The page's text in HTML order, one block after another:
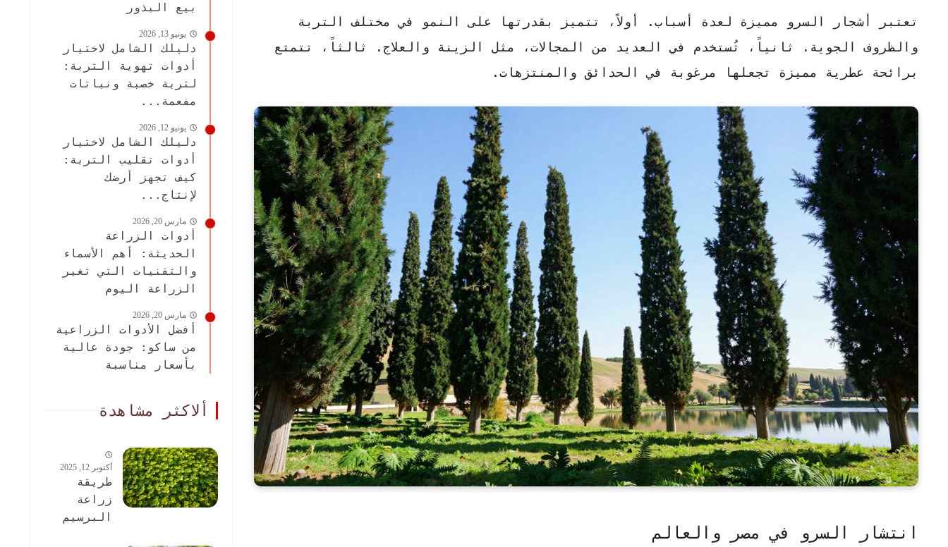
تعتبر أشجار السرو مميزة لعدة أسباب. أولاً، تتميز بقدرتها على النمو في مختلف التربة
والظروف الجوية. ثانياً، تُستخدم في العديد من المجالات، مثل
الزينة والعلاج. ثالثاً، تتمتع
برائحة عطرية مميزة تجعلها مرغوبة في الحدائق والمنتزهات.
انتشار السرو في مصر والعالم
بيع البذور
يونيو 13, 2026
دليلك الشامل لاختيار
أدوات تهوية التربة:
لتربة خصبة ونباتات
مفعمة...
يونيو 12, 2026
دليلك الشامل لاختيار
أدوات تقليب التربة:
كيف تجهز أرضك
لإنتاج...
مارس 20, 2026
أدوات الزراعة
الحديثة: أهم الأسماء
والتقنيات التي تغير
الزراعة اليوم
مارس 20, 2026
أفضل الأدوات الزراعية
من ساكو: جودة عالية
بأسعار مناسبة
ألاكثر مشاهدة
أكتوبر 12, 2025
طريقة
زراعة
البرسيم